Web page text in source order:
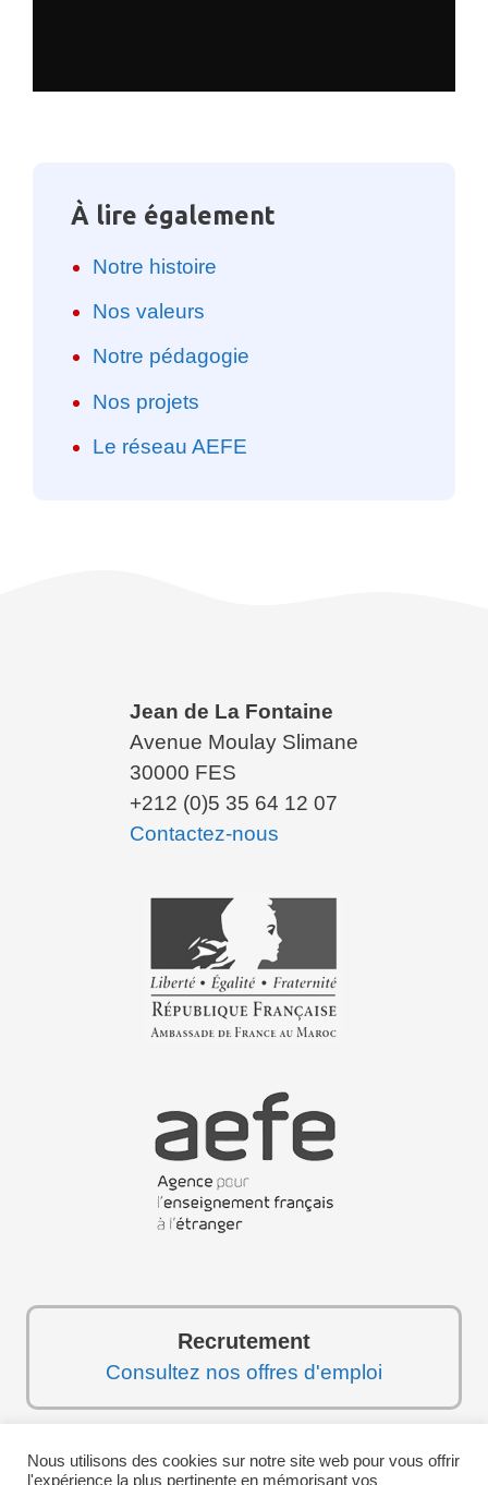
À lire également
Notre histoire
Nos valeurs
Notre pédagogie
Nos projets
Le réseau AEFE
Jean de La Fontaine
Avenue Moulay Slimane
30000 FES
+212 (0)5 35 64 12 07
Contactez-nous
Recrutement
Consultez nos offres d'emploi
Suivez-nous sur les réseaux sociaux :
Nous utilisons des cookies sur notre site web pour vous offrir
l'expérience la plus pertinente en mémorisant vos